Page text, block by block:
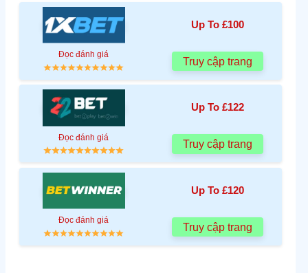
Up To £100
Đọc đánh giá
Truy cập trang
Up To £122
Đọc đánh giá
Truy cập trang
Up To £120
Đọc đánh giá
Truy cập trang